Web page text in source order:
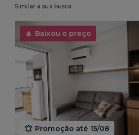
Similar a sua busca
Baixou o preço
Promoção até 15/08